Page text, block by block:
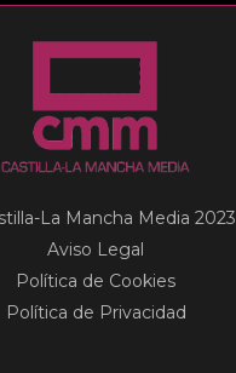
La Mancha Media 2023
Aviso Legal
Política de Cookies
Política de Privacidad